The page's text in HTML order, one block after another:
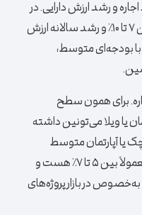
و رشد ارزش دارایی. در
قبرس شمالی، میانگین بازده اجاره بین ۷ تا ۱۰٪ و رشد سالانه ارزش
با بودجه‌ای متوسط،
داره. برای همون سطح
یا ویلا می‌تونین داشته
یا آپارتمان متوسط
نصیبتون میشه. بازده اجاره تو دبی معمولاً بین ۵ تا ۷٪ هست و
در بازار پروژه‌های